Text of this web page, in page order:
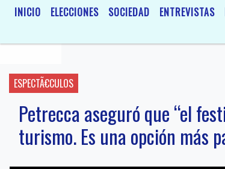
INICIO ELECCIONES SOCIEDAD ENTREVISTAS
ESPECTÃ€CULOS
Petrecca aseguró que “el
turismo. Es una opción más